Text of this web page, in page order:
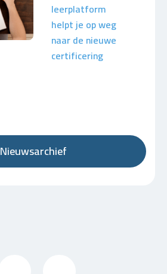
leerplatform
helpt je op weg
naar de nieuwe
certificering
Nieuwsarchief